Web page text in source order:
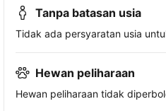
Tanpa batasan usia
Tidak ada persyaratan usia
Hewan peliharaan
Hewan peliharaan tidak